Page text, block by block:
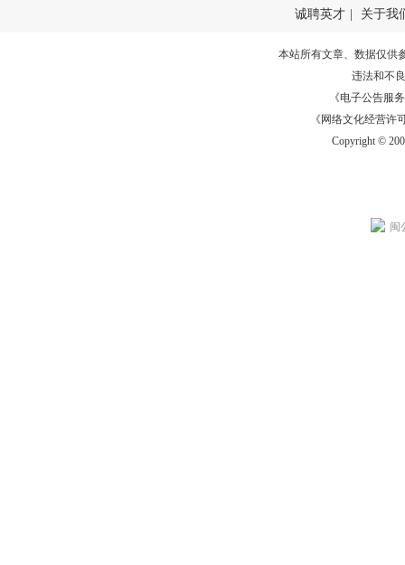
诚聘英才 关于我
本站所有文章、数据仅供
违法和不
《电子公告服务
《网络文化经营许
Copyright ©
闽